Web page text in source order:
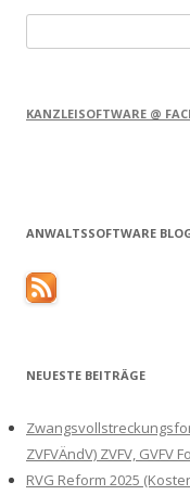
nach:
KANZLEISOFTWARE @
ANWALTSSOFTWARE
NEUESTE BEITRÄGE
ZVFVÄndV) ZVFV, GVFV
RVG Reform 2025